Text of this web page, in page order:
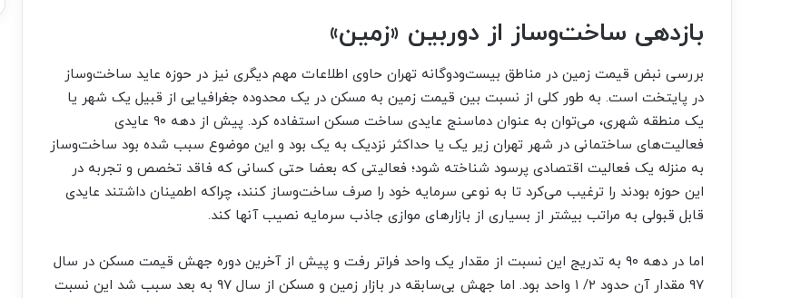
بازدهی ساخت‌وساز از دوربین «زمین»
بررسی نبض قیمت زمین در مناطق بیست‌‌‌ودوگانه تهران حاوی اطلاعات مهم دیگری نیز در حوزه عاید ساخت‌وساز
در پایتخت است. به طور کلی از نسبت بین قیمت زمین به مسکن در یک محدوده جغرافیایی از قبیل یک شهر یا
یک منطقه شهری، می‌توان به عنوان دماسنج عایدی ساخت مسکن استفاده کرد. پیش از دهه ۹۰ عایدی
فعالیت‌های ساختمانی در شهر تهران زیر یک یا حداکثر نزدیک به یک بود و این موضوع سبب شده بود ساخت‌وساز
به منزله یک فعالیت اقتصادی پرسود شناخته شود؛ فعالیتی که بعضا حتی کسانی که فاقد تخصص و تجربه در
این حوزه بودند را ترغیب می‌کرد تا به نوعی سرمایه خود را صرف ساخت‌وساز کنند، چراکه اطمینان داشتند عایدی
قابل قبولی به مراتب بیشتر از بسیاری از بازارهای موازی جاذب سرمایه نصیب آنها کند.
اما در دهه ۹۰ به تدریج این نسبت از مقدار یک واحد فراتر رفت و پیش از آخرین دوره جهش قیمت مسکن در سال
۹۷ مقدار آن حدود ۲/ ۱ واحد بود. اما جهش بی‌‌‌سابقه در بازار زمین و مسکن از سال ۹۷ به بعد سبب شد این نسبت